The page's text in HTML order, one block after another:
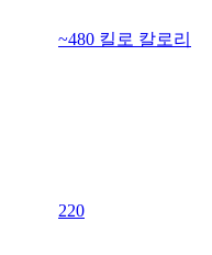
~480 킬로 칼로리
220